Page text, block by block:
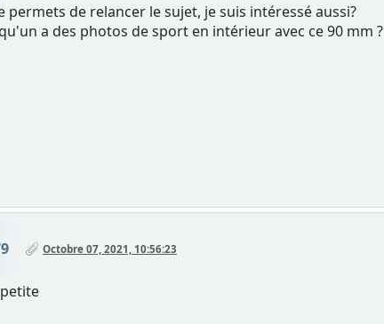
permets de relancer le sujet, je suis intéressé aussi?
a des photos de sport en intérieur avec ce 90 mm ?
Octobre 07, 2021, 10:56:23